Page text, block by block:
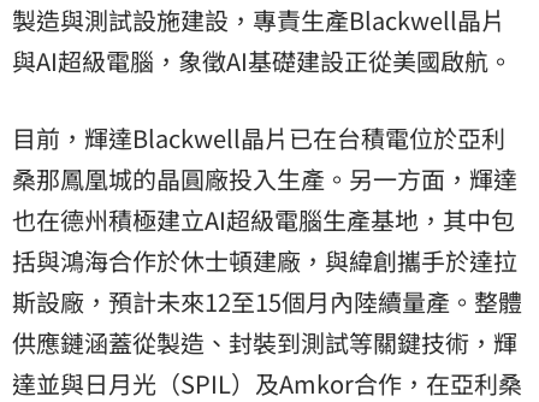
製造與測試設施建設，專責生產Blackwell晶片
與AI超級電腦，象徵AI基礎建設正從美國啟航。
目前，輝達Blackwell晶片已在台積電位於亞利
桑那鳳凰城的晶圓廠投入生產。另一方面，輝達
也在德州積極建立AI超級電腦生產基地，其中包
括與鴻海合作於休士頓建廠，與緯創攜手於達拉
斯設廠，預計未來12至15個月內陸續量產。整體
供應鏈涵蓋從製造、封裝到測試等關鍵技術，輝
達並與日月光（SPIL）及Amkor合作，在亞利桑